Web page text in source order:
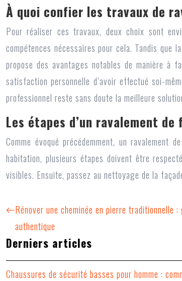
À quoi confier les travaux de
Pour réaliser ces travaux, deux choix sont
compétences nécessaires pour cela. Tandis
propose des avantages notables de manière à
satisfaction personnelle d’avoir effectué soi-
professionnel reste sans doute la meilleure
Les étapes d’un ravalement de
Comme évoqué précédemment, un
habitation, plusieurs étapes doivent être
visibles. Ensuite, passez au nettoyage de la
Rénover une cheminée en pierre traditionnelle
authentique
Derniers articles
Chaussures de sécurité basses pour homme :